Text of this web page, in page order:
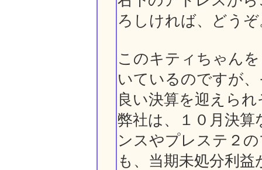
ろしければ、どう
このキティちゃん
いているのですが
良い決算を迎えら
弊社は、１０月決
ンスやプレステ２
も、当期未処分利